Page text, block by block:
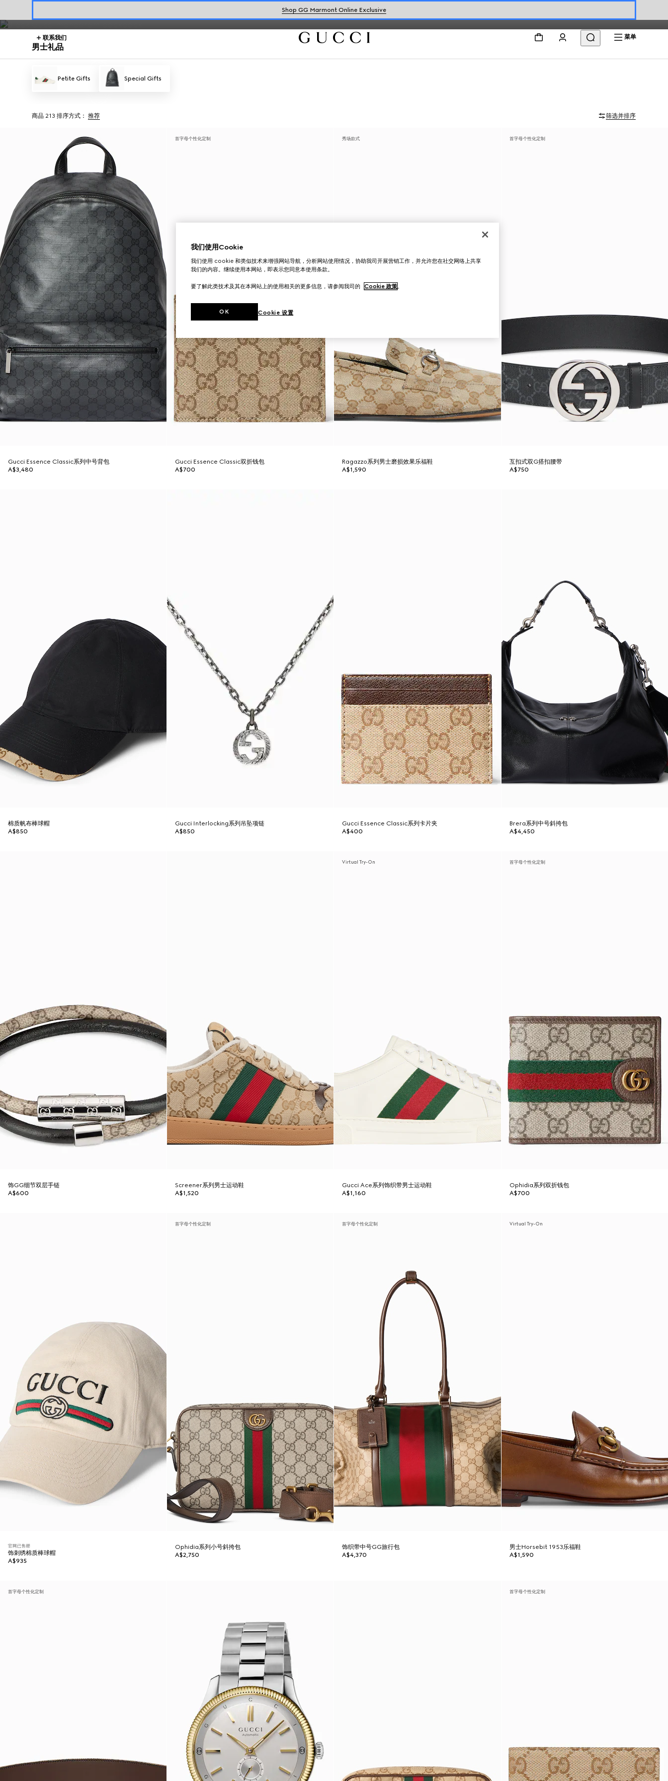
Shop GG Marmont Online Exclusive
联系我们 菜单
男士礼品
Petite Gifts Special Gifts
商品 213 排序方式： 推荐 筛选并排序
Gucci Essence Classic系列中号背包
A$3,480
首字母个性化定制
Gucci Essence Classic双折钱包
A$700
秀场款式
Ragazzo系列男士磨损效果乐福鞋
A$1,590
首字母个性化定制
互扣式双G搭扣腰带
A$750
棉质帆布棒球帽
A$850
Gucci Interlocking系列吊坠项链
A$850
Gucci Essence Classic系列卡片夹
A$400
Brera系列中号斜挎包
A$4,450
饰GG细节双层手链
A$600
Screener系列男士运动鞋
A$1,520
Virtual Try-On
Gucci Ace系列饰织带男士运动鞋
A$1,160
首字母个性化定制
Ophidia系列双折钱包
A$700
官网已售罄
饰刺绣棉质棒球帽
A$935
首字母个性化定制
Ophidia系列小号斜挎包
A$2,750
首字母个性化定制
饰织带中号GG旅行包
A$4,370
Virtual Try-On
男士Horsebit 1953乐福鞋
A$1,590
首字母个性化定制 首字母个性化定制
我们使用Cookie
我们使用 cookie 和类似技术来增强网站导航，分析网站使用情况，协助我司开展营销工作，并允许您在社交网络上共享
我们的内容。继续使用本网站，即表示您同意本使用条款。
要了解此类技术及其在本网站上的使用相关的更多信息，请参阅我司的 Cookie 政策。
Cookie 设置
OK